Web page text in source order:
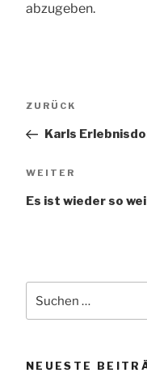
abzugeben.
Vorheriger
ZURÜCK
Karls
Nächster
WEITER
Es ist wieder so
nach:
NEUESTE